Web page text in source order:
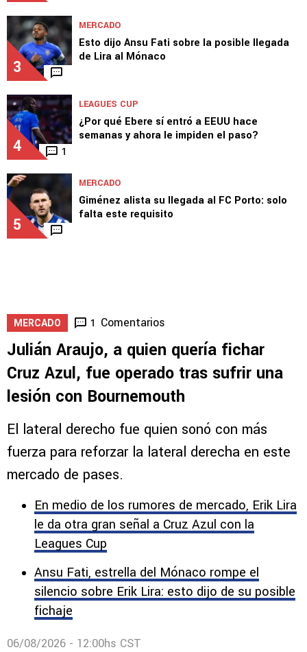
3
MERCADO
Esto dijo Ansu Fati sobre la posible llegada
de Lira al Mónaco
4 1
LEAGUES CUP
¿Por qué Ebere sí entró a EEUU hace
semanas y ahora le impiden el paso?
5
MERCADO
Giménez alista su llegada al FC Porto: solo
falta este requisito
MERCADO 1 Comentarios
Julián Araujo, a quien quería fichar
Cruz Azul, fue operado tras sufrir una
lesión con Bournemouth
El lateral derecho fue quien sonó con más
fuerza para reforzar la lateral derecha en este
mercado de pases.
En medio de los rumores de mercado, Erik Lira
le da otra gran señal a Cruz Azul con la
Leagues Cup
Ansu Fati, estrella del Mónaco rompe el
silencio sobre Erik Lira: esto dijo de su posible
fichaje
06/08/2026 - 12:00hs CST